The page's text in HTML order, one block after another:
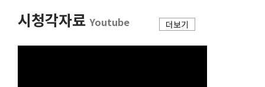
시청각자료 Youtube 더보기